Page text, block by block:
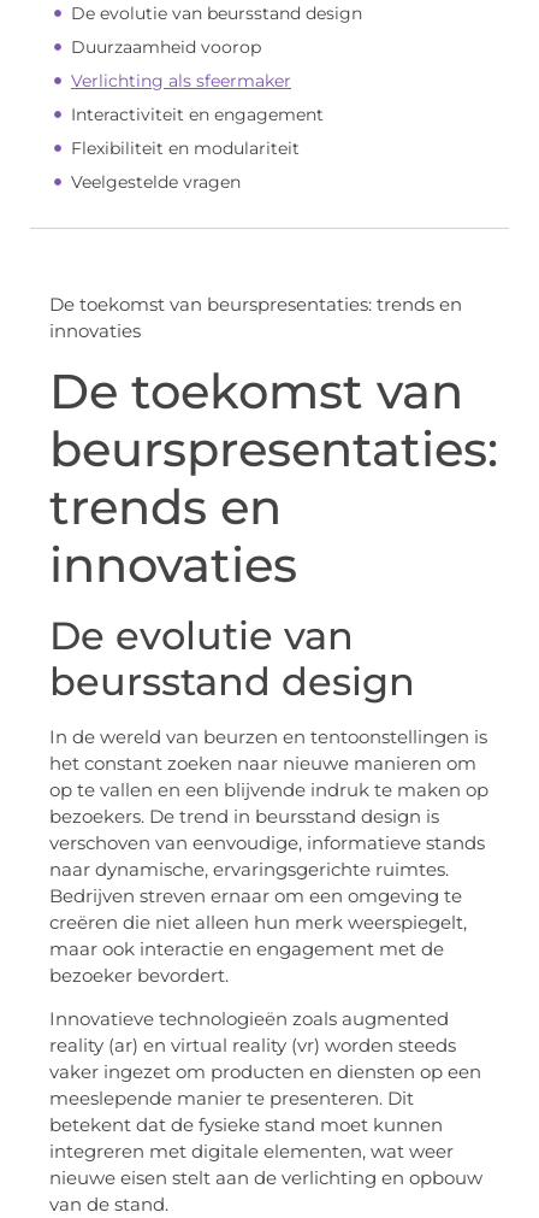
De evolutie van beursstand design
Duurzaamheid voorop
Verlichting als sfeermaker
Interactiviteit en engagement
Flexibiliteit en modulariteit
Veelgestelde vragen
De toekomst van beurspresentaties: trends en
innovaties
De toekomst van
beurspresentaties:
trends en
innovaties
De evolutie van
beursstand design
In de wereld van beurzen en tentoonstellingen is
het constant zoeken naar nieuwe manieren om
op te vallen en een blijvende indruk te maken op
bezoekers. De trend in beursstand design is
verschoven van eenvoudige, informatieve stands
naar dynamische, ervaringsgerichte ruimtes.
Bedrijven streven ernaar om een omgeving te
creëren die niet alleen hun merk weerspiegelt,
maar ook interactie en engagement met de
bezoeker bevordert.
Innovatieve technologieën zoals augmented
reality (ar) en virtual reality (vr) worden steeds
vaker ingezet om producten en diensten op een
meeslepende manier te presenteren. Dit
betekent dat de fysieke stand moet kunnen
integreren met digitale elementen, wat weer
nieuwe eisen stelt aan de verlichting en opbouw
van de stand.